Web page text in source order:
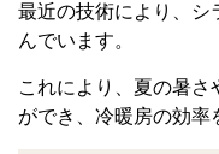
最近の技術により、シ
んでいます。
これにより、夏の暑さ
ができ、冷暖房の効率